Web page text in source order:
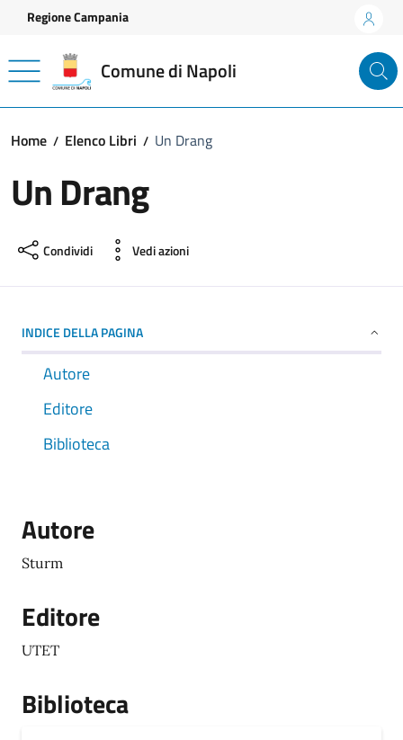
Vai ai contenuti
Vai al footer
Regione Campania
Comune di Napoli
Home Elenco Libri Un Drang
Un Drang
Condividi Vedi azioni
INDICE DELLA PAGINA
Autore
Editore
Biblioteca
Autore
Sturm
Editore
UTET
Biblioteca